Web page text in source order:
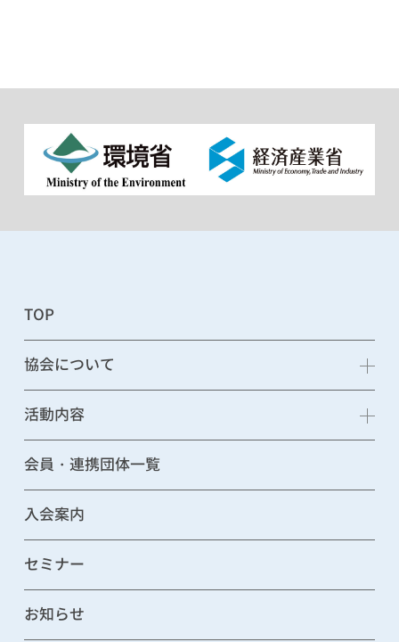
TOP
協会について
活動内容
会員・連携団体一覧
入会案内
セミナー
お知らせ